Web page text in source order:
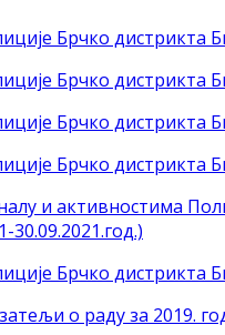
Брчко дистрикта
Брчко дистрикта
Брчко дистрикта
Брчко дистрикта
и активностима
30.09.2021.год.)
Брчко дистрикта
о раду за 2019.